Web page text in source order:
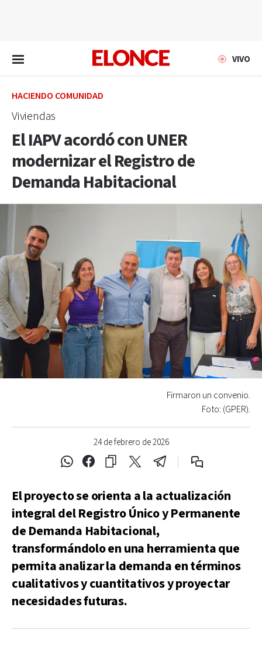
VIVO
HACIENDO COMUNIDAD
Viviendas
El IAPV acordó con UNER
modernizar el Registro de
Demanda Habitacional
24 de febrero de 2026
Firmaron un convenio.
Foto: (GPER).
El proyecto se orienta a la actualización
integral del Registro Único y Permanente
de Demanda Habitacional,
transformándolo en una herramienta que
permita analizar la demanda en términos
cualitativos y cuantitativos y proyectar
necesidades futuras.